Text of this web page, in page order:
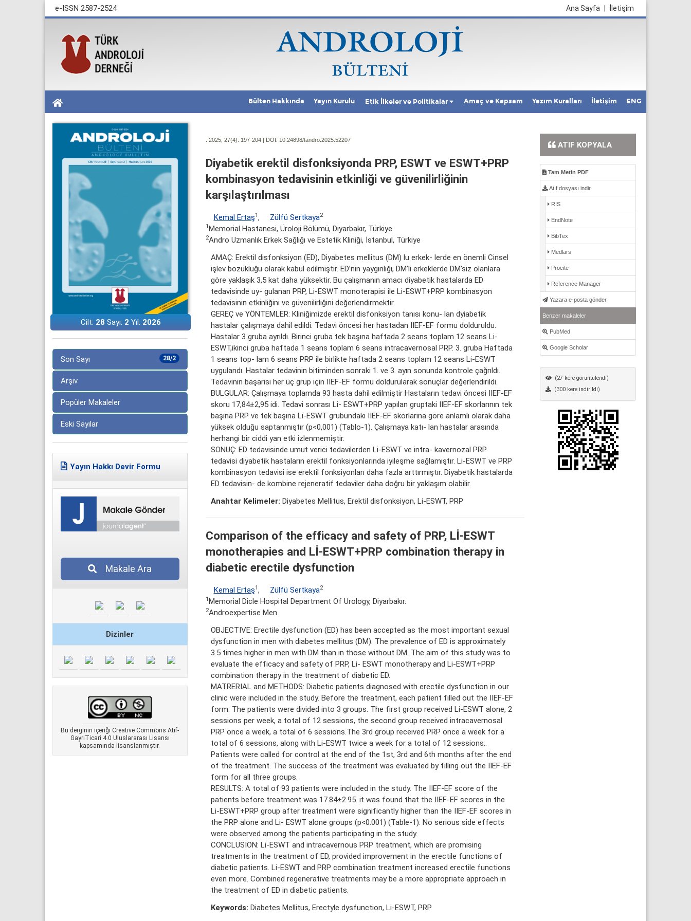
e-ISSN 2587-2524 İletişim
Ana Sayfa
Bülten Hakkında Yayın Kurulu Etik İlkeler ve Politikalar Amaç ve Kapsam Yazım Kuralları İletişim ENG
Cilt: 28Sayı: 2 Yıl: 2026
28/2
Son Sayı
Arşiv
Popüler Makaleler
Eski Sayılar
Yayın Hakkı Devir Formu
Makale Ara
Dizinler
Bu derginin içeriği Creative Commons Atıf-
GayriTicari 4.0 Uluslararası Lisansı
kapsamında lisanslanmıştır.
. 2025; 27(4): 197-204 | DOI: 10.24898/tandro.2025.52207
Diyabetik erektil disfonksiyonda PRP, ESWT ve ESWT+PRP
kombinasyon tedavisinin etkinliği ve güvenilirliğinin
karşılaştırılması
Kemal Ertaş1 , Zülfü Sertkaya2
1 Memorial Hastanesi, Üroloji Bölümü, Diyarbakır, Türkiye
2Andro Uzmanlık Erkek Sağlığı ve Estetik Kliniği, İstanbul, Türkiye
AMAÇ: Erektil disfonksiyon (ED), Diyabetes mellitus (DM) lu erkek- lerde en önemli Cinsel
işlev bozukluğu olarak kabul edilmiştir. ED’nin yaygınlığı, DM’li erkeklerde DM’siz olanlara
göre yaklaşık 3,5 kat daha yüksektir. Bu çalışmanın amacı diyabetik hastalarda ED
tedavisinde uy- gulanan PRP, Li-ESWT monoterapisi ile Li-ESWT+PRP kombinasyon
tedavisinin etkinliğini ve güvenilirliğini değerlendirmektir.
GEREÇ ve YÖNTEMLER: Kliniğimizde erektil disfonksiyon tanısı konu- lan dyiabetik
hastalar çalışmaya dahil edildi. Tedavi öncesi her hastadan IIEF-EF formu dolduruldu.
Hastalar 3 gruba ayrıldı. Birinci gruba tek başına haftada 2 seans toplam 12 seans Li-
ESWT,ikinci gruba haftada 1 seans toplam 6 seans intracavernosal PRP. 3. gruba Haftada
1 seans top- lam 6 seans PRP ile birlikte haftada 2 seans toplam 12 seans Li-ESWT
uygulandı. Hastalar tedavinin bitiminden sonraki 1. ve 3. ayın sonunda kontrole çağrıldı.
Tedavinin başarısı her üç grup için IIEF-EF formu doldurularak sonuçlar değerlendirildi.
BULGULAR: Çalışmaya toplamda 93 hasta dahil edilmiştir Hastaların tedavi öncesi IIEF-EF
skoru 17,84±2,95 idi. Tedavi sonrası Li- ESWT+PRP yapılan gruptaki IIEF-EF skorlarının tek
başına PRP ve tek başına Li-ESWT grubundaki IIEF-EF skorlarına göre anlamlı olarak daha
yüksek olduğu saptanmıştır (p<0,001) (Tablo-1). Çalışmaya katı- lan hastalar arasında
herhangi bir ciddi yan etki izlenmemiştir.
SONUÇ: ED tedavisinde umut verici tedavilerden Li-ESWT ve intra- kavernozal PRP
tedavisi diyabetik hastaların erektil fonksiyonlarında iyileşme sağlamıştır. Li-ESWT ve PRP
kombinasyon tedavisi ise erektil fonksiyonları daha fazla arttırmıştır. Diyabetik hastalarda
ED tedavisin- de kombine rejeneratif tedaviler daha doğru bir yaklaşım olabilir.
Anahtar Kelimeler: Diyabetes Mellitus, Erektil disfonksiyon, Li-ESWT, PRP
Comparison of the efficacy and safety of PRP, Lİ-ESWT
monotherapies and Lİ-ESWT+PRP combination therapy in
diabetic erectile dysfunction
Kemal Ertaş1, Zülfü Sertkaya2
1Memorial Dicle Hospital Department Of Urology, Diyarbakır.
2Androexpertise Men
OBJECTIVE: Erectile dysfunction (ED) has been accepted as the most important sexual
dysfunction in men with diabetes mellitus (DM). The prevalence of ED is approximately
3.5 times higher in men with DM than in those without DM. The aim of this study was to
evaluate the efficacy and safety of PRP, Li- ESWT monotherapy and Li-ESWT+PRP
combination therapy in the treatment of diabetic ED.
MATRERIAL and METHODS: Diabetic patients diagnosed with erectile dysfunction in our
clinic were included in the study. Before the treatment, each patient filled out the IIEF-EF
form. The patients were divided into 3 groups. The first group received Li-ESWT alone, 2
sessions per week, a total of 12 sessions, the second group received intracavernosal
PRP once a week, a total of 6 sessions.The 3rd group received PRP once a week for a
total of 6 sessions, along with Li-ESWT twice a week for a total of 12 sessions..
Patients were called for control at the end of the 1st, 3rd and 6th months after the end
of the treatment. The success of the treatment was evaluated by filling out the IIEF-EF
form for all three groups.
RESULTS: A total of 93 patients were included in the study. The IIEF-EF score of the
patients before treatment was 17.84±2.95. it was found that the IIEF-EF scores in the
Li-ESWT+PRP group after treatment were significantly higher than the IIEF-EF scores in
the PRP alone and Li- ESWT alone groups (p<0.001) (Table-1). No serious side effects
were observed among the patients participating in the study.
CONCLUSION: Li-ESWT and intracavernous PRP treatment, which are promising
treatments in the treatment of ED, provided improvement in the erectile functions of
diabetic patients. Li-ESWT and PRP combination treatment increased erectile functions
even more. Combined regenerative treatments may be a more appropriate approach in
the treatment of ED in diabetic patients.
Keywords: Diabetes Mellitus, Erectyle dysfunction, Li-ESWT, PRP
ATIF KOPYALA
Tam Metin PDF
Atıf dosyası indir
RIS
EndNote
BibTex
Medlars
Procite
Reference Manager
Yazara e-posta gönder
Benzer makaleler
PubMed
Google Scholar
(27 kere görüntülendi)
(300 kere indirildi)